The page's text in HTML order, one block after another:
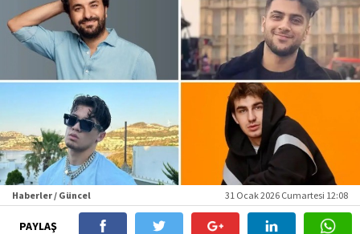
Haberler / Güncel 31 Ocak 2026 Cumartesi 12:08
PAYLAŞ